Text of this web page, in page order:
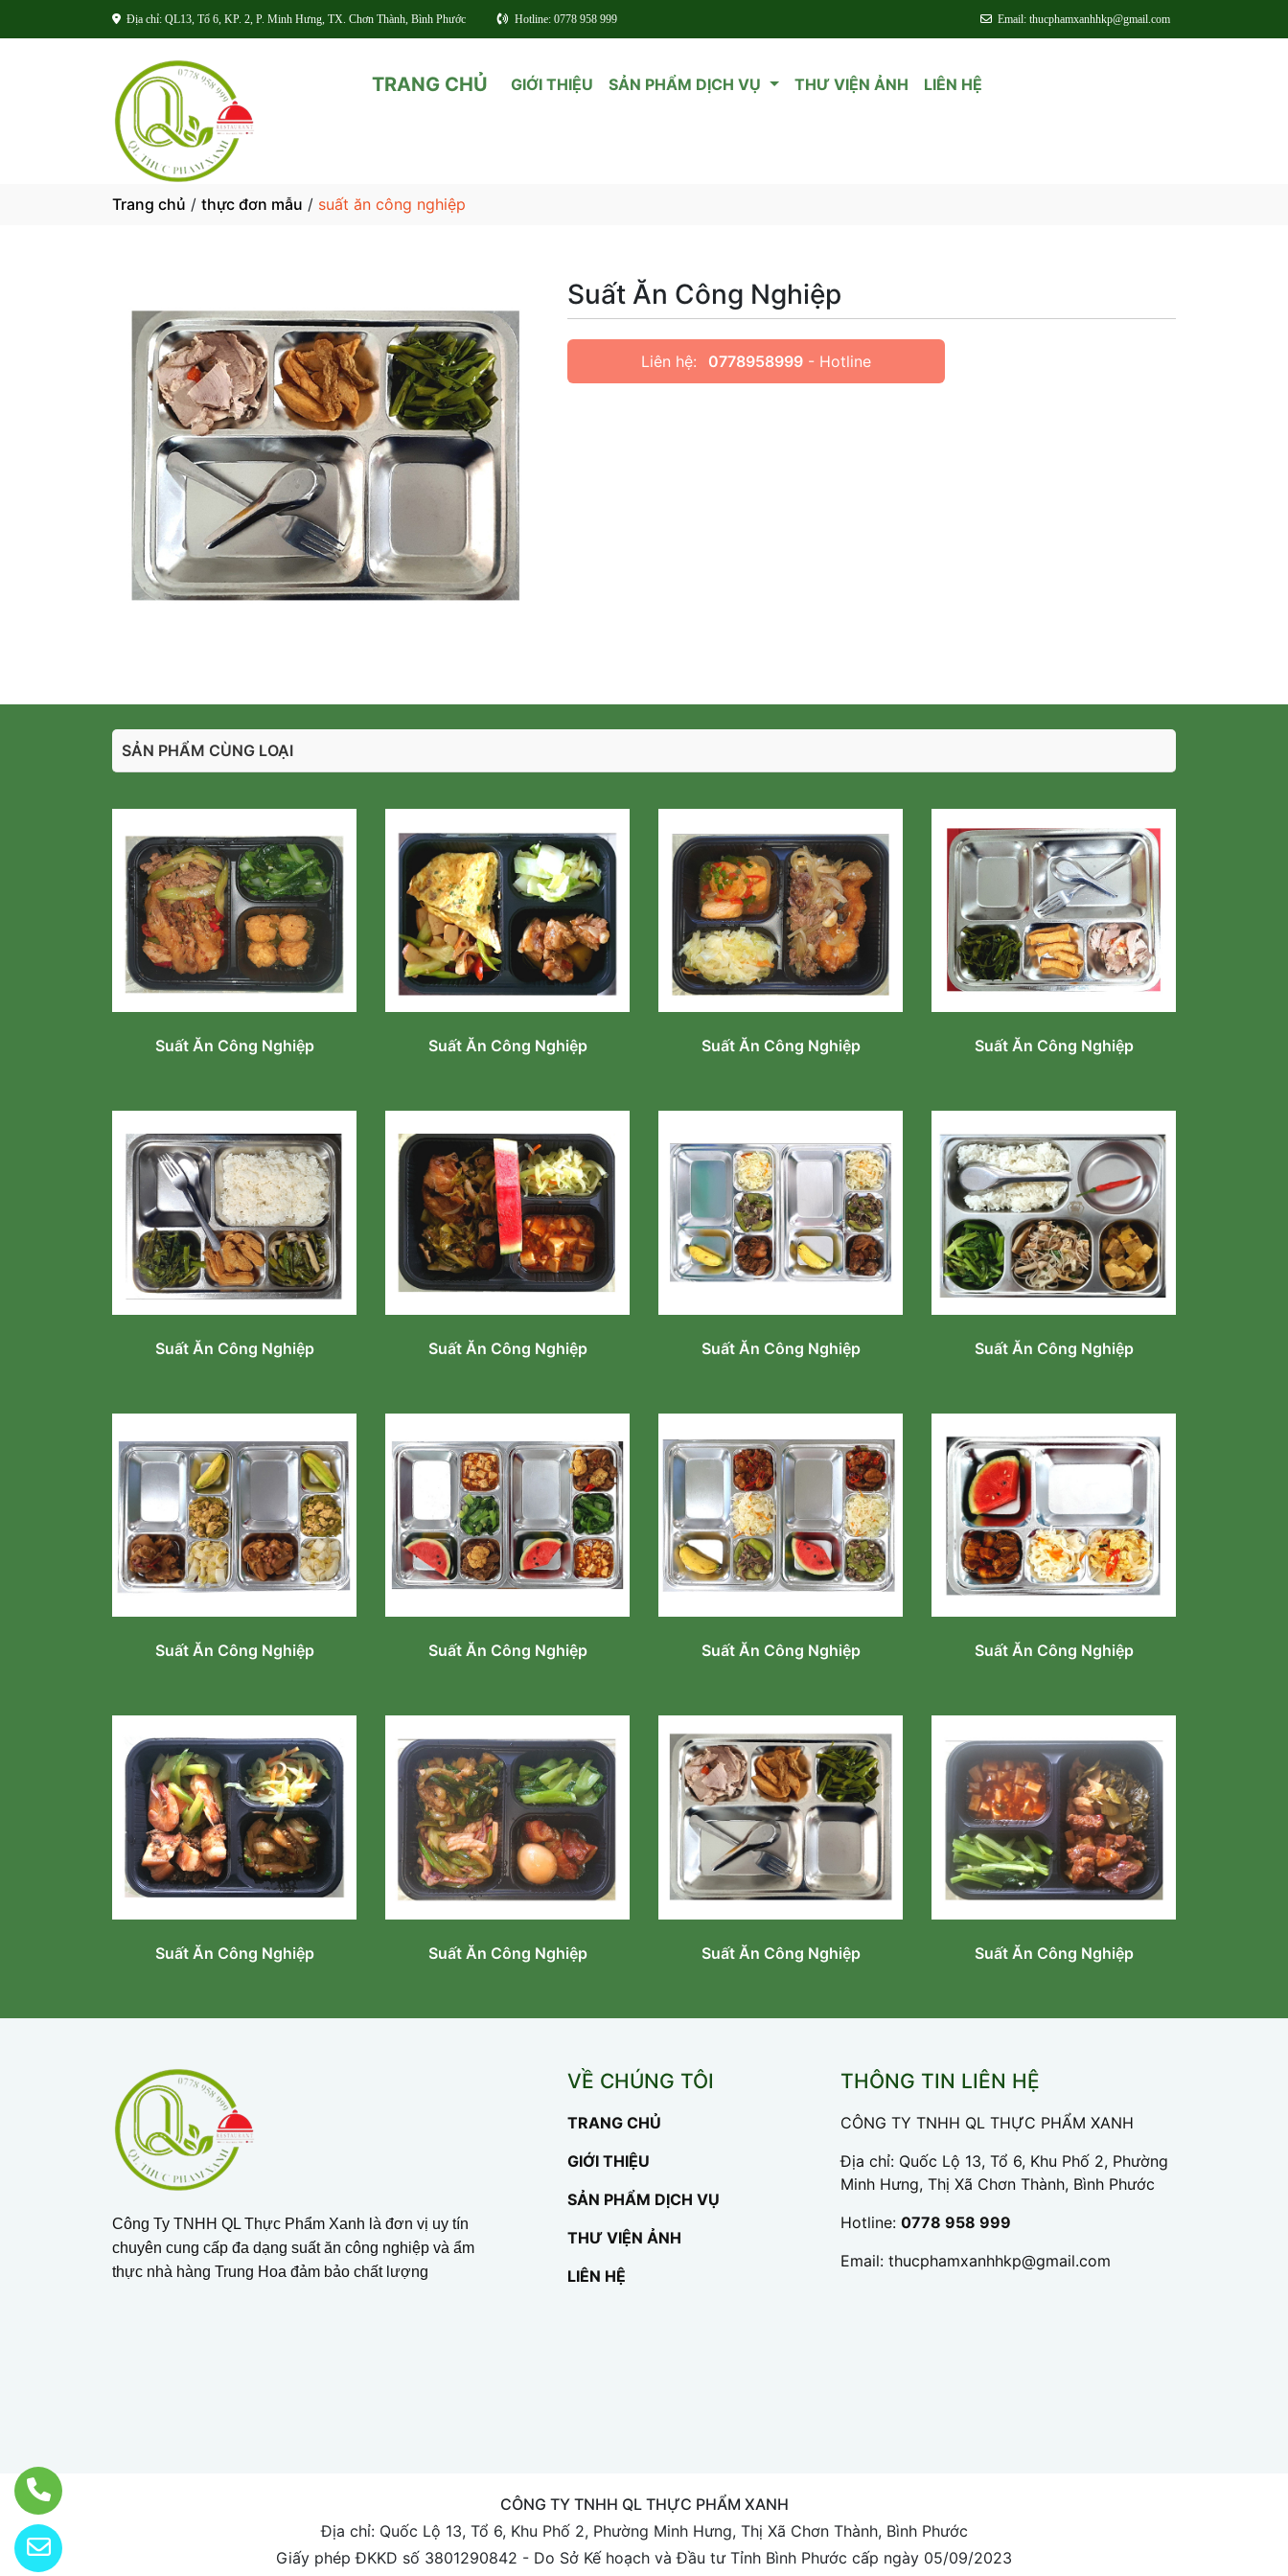
Địa chỉ: QL13, Tổ 6, KP. 2, P. Minh Hưng, TX. Chơn Thành, Bình Phước Hotline: 0778 958 999 Email: thucphamxanhhkp@gmail.com
TRANG CHỦ GIỚI THIỆU SẢN PHẨM DỊCH VỤ THƯ VIỆN ẢNH LIÊN HỆ
Trang chủ / thực đơn mẫu / suất ăn công nghiệp
Suất Ăn Công Nghiệp
Liên hệ: 0778958999- Hotline
SẢN PHẨM CÙNG LOẠI
Suất Ăn Công Nghiệp Suất Ăn Công Nghiệp Suất Ăn Công Nghiệp Suất Ăn Công Nghiệp
Suất Ăn Công Nghiệp Suất Ăn Công Nghiệp Suất Ăn Công Nghiệp Suất Ăn Công Nghiệp
Suất Ăn Công Nghiệp Suất Ăn Công Nghiệp Suất Ăn Công Nghiệp Suất Ăn Công Nghiệp
Suất Ăn Công Nghiệp Suất Ăn Công Nghiệp Suất Ăn Công Nghiệp Suất Ăn Công Nghiệp
Công Ty TNHH QL Thực Phẩm Xanh là đơn vị uy tín
chuyên cung cấp đa dạng suất ăn công nghiệp và ẩm
thực nhà hàng Trung Hoa đảm bảo chất lượng
VỀ CHÚNG TÔI
TRANG CHỦ
GIỚI THIỆU
SẢN PHẨM DỊCH VỤ
THƯ VIỆN ẢNH
LIÊN HỆ
THÔNG TIN LIÊN HỆ
CÔNG TY TNHH QL THỰC PHẨM XANH
Địa chỉ: Quốc Lộ 13, Tổ 6, Khu Phố 2, Phường
Minh Hưng, Thị Xã Chơn Thành, Bình Phước
Hotline: 0778 958 999
Email: thucphamxanhhkp@gmail.com
CÔNG TY TNHH QL THỰC PHẨM XANH
Địa chỉ: Quốc Lộ 13, Tổ 6, Khu Phố 2, Phường Minh Hưng, Thị Xã Chơn Thành, Bình Phước
Giấy phép ĐKKD số 3801290842 - Do Sở Kế hoạch và Đầu tư Tỉnh Bình Phước cấp ngày 05/09/2023